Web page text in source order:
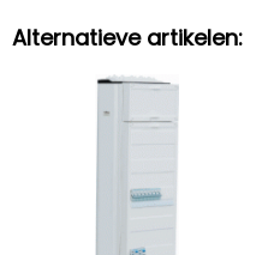
Alternatieve artikelen: